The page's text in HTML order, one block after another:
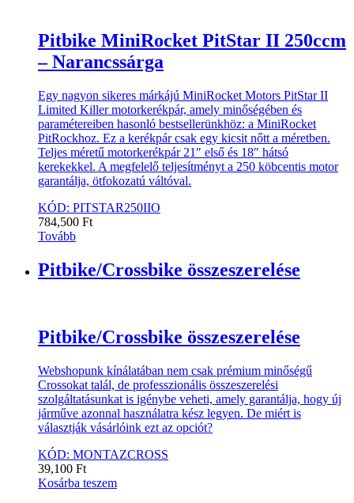
Pitbike MiniRocket PitStar II 250ccm
– Narancssárga
Egy nagyon sikeres márkájú MiniRocket Motors PitStar II
Limited Killer motorkerékpár, amely minőségében és
paramétereiben hasonló bestsellerünkhöz: a MiniRocket
PitRockhoz. Ez a kerékpár csak egy kicsit nőtt a méretben.
Teljes méretű motorkerékpár 21″ első és 18″ hátsó
kerekekkel. A megfelelő teljesítményt a 250 köbcentis motor
garantálja, ötfokozatú váltóval.
KÓD: PITSTAR250IIO
784,500 Ft
Tovább
Pitbike/Crossbike összeszerelése
Pitbike/Crossbike összeszerelése
Webshopunk kínálatában nem csak prémium minőségű
Crossokat talál, de professzionális összeszerelési
szolgáltatásunkat is igénybe veheti, amely garantálja, hogy új
járműve azonnal használatra kész legyen. De miért is
választják vásárlóink ezt az opciót?
KÓD: MONTAZCROSS
39,100 Ft
Kosárba teszem